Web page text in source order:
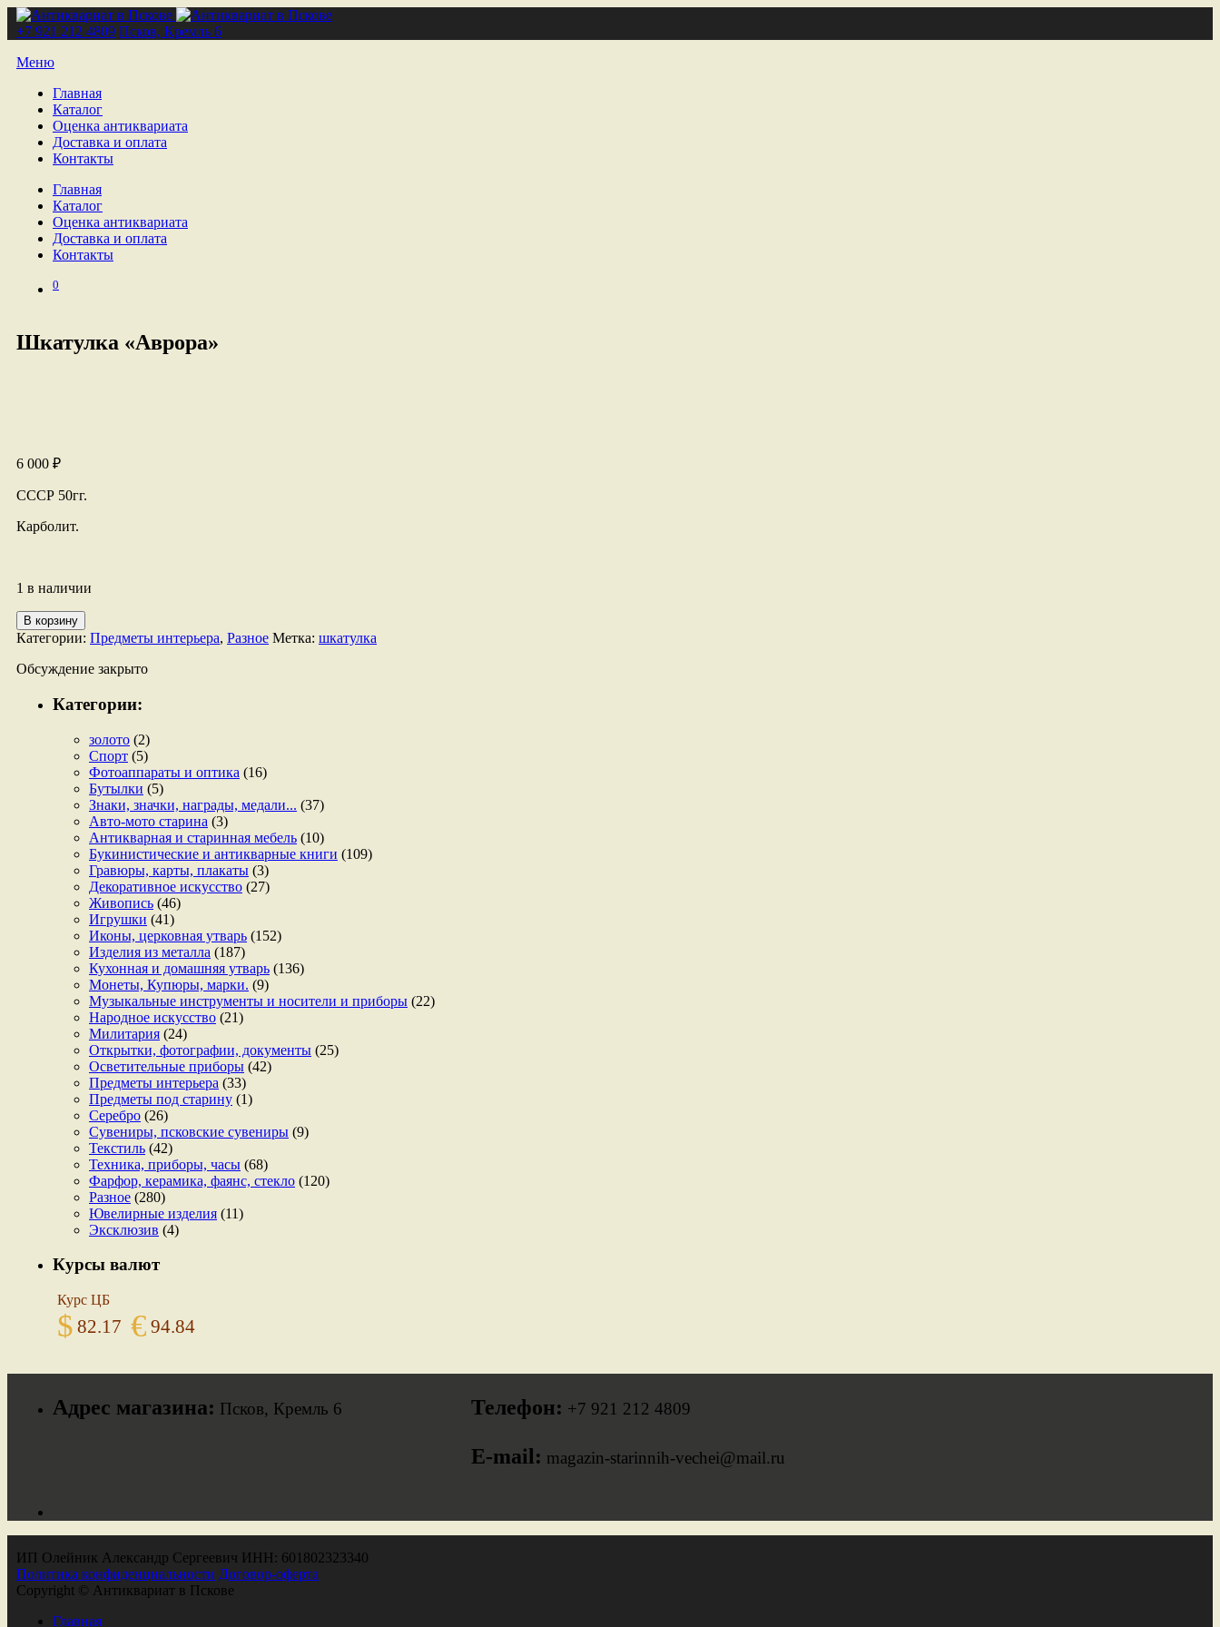
+7 921 212 4809 Псков, Кремль 6
Меню
Главная
Каталог
Оценка антиквариата
Доставка и оплата
Контакты
Главная
Каталог
Оценка антиквариата
Доставка и оплата
Контакты
0
Шкатулка «Аврора»
6 000 ₽
СССР 50гг.
Карболит.
1 в наличии
Количество
товара
Шкатулка
"Аврора"
В корзину
Категории: Предметы интерьера, Разное Метка: шкатулка
Обсуждение закрыто
Категории:
золото (2)
Спорт (5)
Фотоаппараты и оптика (16)
Бутылки (5)
Знаки, значки, награды, медали... (37)
Авто-мото старина (3)
Антикварная и старинная мебель (10)
Букинистические и антикварные книги (109)
Гравюры, карты, плакаты (3)
Декоративное искусство (27)
Живопись (46)
Игрушки (41)
Иконы, церковная утварь (152)
Изделия из металла (187)
Кухонная и домашняя утварь (136)
Монеты, Купюры, марки. (9)
Музыкальные инструменты и носители и приборы (22)
Народное искусство (21)
Милитария (24)
Открытки, фотографии, документы (25)
Осветительные приборы (42)
Предметы интерьера (33)
Предметы под старину (1)
Серебро (26)
Сувениры, псковские сувениры (9)
Текстиль (42)
Техника, приборы, часы (68)
Фарфор, керамика, фаянс, стекло (120)
Разное (280)
Ювелирные изделия (11)
Эксклюзив (4)
Курсы валют
Курс ЦБ
$ 82.17 € 94.84
Адрес магазина: Псков, Кремль 6 Телефон: +7 921 212 4809
E-mail: magazin-starinnih-vechei@mail.ru
ИП Олейник Александр Сергеевич ИНН: 601802323340
Политика конфиденциальности Договор-оферта
Copyright © Антиквариат в Пскове
Главная